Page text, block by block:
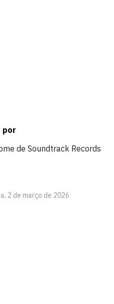
por
de Soundtrack Records
2 de março de 2026